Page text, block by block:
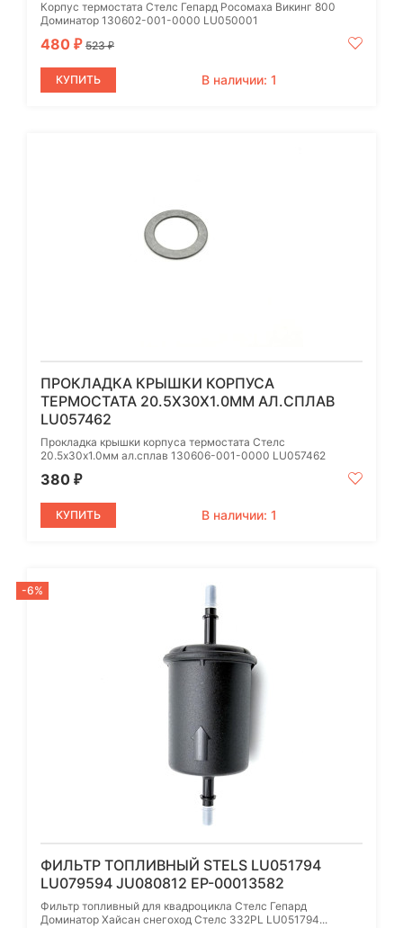
Корпус термостата Стелс Гепард Росомаха Викинг 800
Доминатор 130602-001-0000 LU050001
480 ₽ 523₽
КУПИТЬ В наличии: 1
ПРОКЛАДКА КРЫШКИ КОРПУСА
ТЕРМОСТАТА 20.5Х30Х1.0ММ АЛ.СПЛАВ
LU057462
Прокладка крышки корпуса термостата Стелс
20.5х30х1.0мм ал.сплав 130606-001-0000 LU057462
380 ₽
КУПИТЬ В наличии: 1
-6%
ФИЛЬТР ТОПЛИВНЫЙ STELS LU051794
LU079594 JU080812 EP-00013582
Фильтр топливный для квадроцикла Стелс Гепард
Доминатор Хайсан снегоход Стелс 332PL LU051794...